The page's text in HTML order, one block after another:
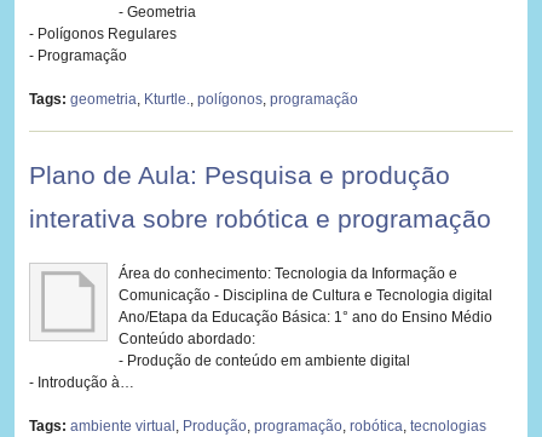
- Geometria
- Polígonos Regulares
- Programação
Tags: geometria, Kturtle., polígonos, programação
Plano de Aula: Pesquisa e produção
interativa sobre robótica e programação
Área do conhecimento: Tecnologia da Informação e
Comunicação - Disciplina de Cultura e Tecnologia digital
Ano/Etapa da Educação Básica: 1° ano do Ensino Médio
Conteúdo abordado:
- Produção de conteúdo em ambiente digital
- Introdução à…
Tags: ambiente virtual , Produção, programação, robótica, tecnologias